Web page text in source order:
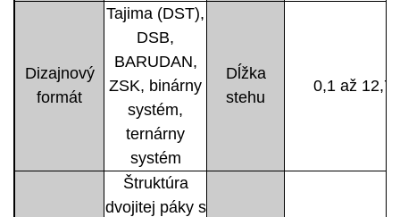
Dizajnový
formát
Tajima (DST),
DSB,
BARUDAN,
ZSK, binárny
systém,
ternárny
systém
Dĺžka
stehu
0,1 až 12,7
Štruktúra
dvojitej páky s